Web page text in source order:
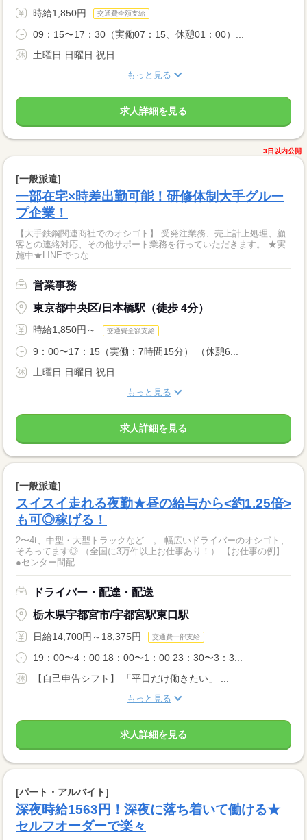
時給1,850円 交通費全額支給
09：15〜17：30（実働07：15、休憩01：00）...
土曜日 日曜日 祝日
もっと見る
求人詳細を見る
3日以内公開
[一般派遣]
一部在宅×時差出勤可能！研修体制大手グルー
プ企業！
【大手鉄鋼関連商社でのオシゴト】 受発注業務、売上計上処理、顧
客との連絡対応、その他サポート業務を行っていただきます。 ★実
施中★LINEでつな...
営業事務
東京都中央区/日本橋駅（徒歩 4分）
時給1,850円～ 交通費全額支給
9：00〜17：15（実働：7時間15分） （休憩6...
土曜日 日曜日 祝日
もっと見る
求人詳細を見る
[一般派遣]
スイスイ走れる夜勤★昼の給与から<約1.25倍>
も可◎稼げる！
2〜4t、中型・大型トラックなど…。 幅広いドライバーのオシゴト、
そろってます◎ （全国に3万件以上お仕事あり！） 【お仕事の例】
●センター間配...
ドライバー・配達・配送
栃木県宇都宮市/宇都宮駅東口駅
日給14,700円～18,375円 交通費一部支給
19：00〜4：00 18：00〜1：00 23：30〜3：3...
【自己申告シフト】 「平日だけ働きたい」 ...
もっと見る
求人詳細を見る
[パート・アルバイト]
深夜時給1563円！深夜に落ち着いて働ける★
セルフオーダーで楽々